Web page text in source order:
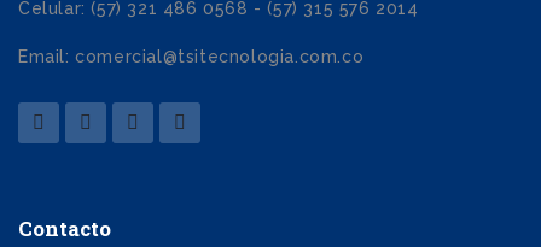
Celular: (57) 321 486 0568 - (57) 315 576 2014
Email: comercial@tsitecnologia.com.co
Contacto